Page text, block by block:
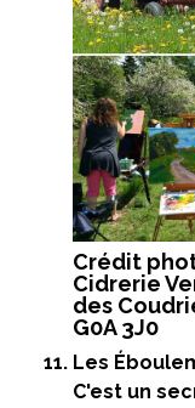
Crédit
Cidrerie
des
G0A 3J0
Les
C'est un